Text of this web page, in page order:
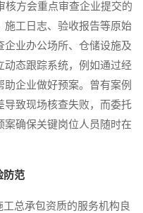
核方会重点审查企业提交的
施工日志、验收报告等原始
业办公场所、仓储设施及
动态跟踪系统，例如通过经
企业做好预案。曾有案例
导致现场核查失败，而委托
确保关键岗位人员随时在
防范
总承包资质的服务机构良